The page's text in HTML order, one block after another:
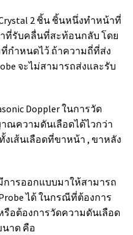
2 ชิ้น ชิ้นหนึ่งทำหน้าที่
ที่รับคลื่นที่สะท้อนกลับ โดย
ที่กำหนดไว้ ถ้าความถี่ที่ส่ง
จะไม่สามารถส่งและรับ
Doppler ในการวัด
ณความดันเลือดได้ไวกว่า
งเส้นเลือดที่ขาหน้า , ขาหลัง
การออกแบบมาให้สามารถ
ได้ ในกรณีที่ต้องการ
รือต้องการวัดความดันเลือด
นาด คือ